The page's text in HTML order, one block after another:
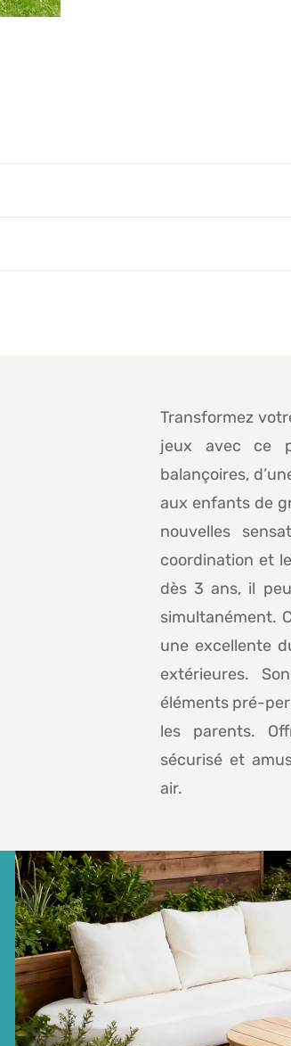
Transformez
jeux avec ce
balançoires,
aux enfants de
nouvelles
coordination et
dès 3 ans, il
simultanément.
une excellente
extérieures.
éléments pré-
les parents.
sécurisé et
air.